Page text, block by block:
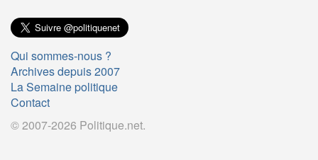
Qui sommes-nous ?
Archives depuis 2007
La Semaine politique
Contact
© 2007-2026 Politique.net.